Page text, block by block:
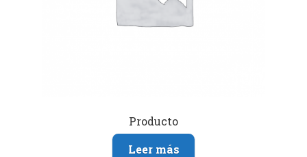
Producto
Leer más